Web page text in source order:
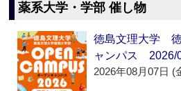
薬系大学・学部 催し物
徳島文理大学
ャンパス 2026/
2026年08月07日 (